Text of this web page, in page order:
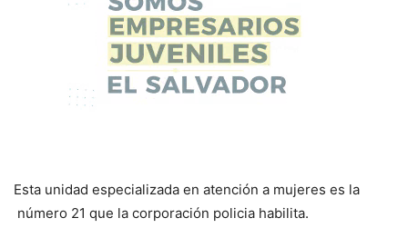
Esta unidad especializada en atención a mujeres es la
número 21 que la corporación policia habilita.